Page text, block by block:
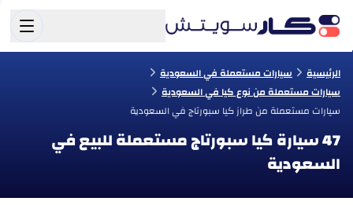
الرئيسية
سيارات مستعملة في السعودية
سيارات مستعملة من نوع كيا في السعودية
سيارات مستعملة من طراز كيا سبورتاج في السعودية
47 سيارة كيا سبورتاج مستعملة للبيع في
السعودية